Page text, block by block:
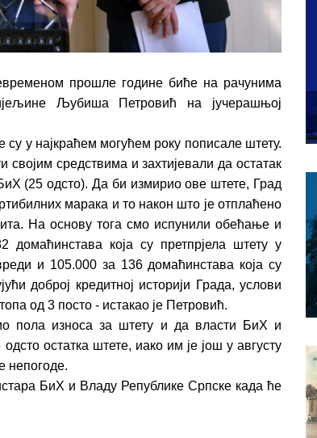
прошле године биће на рачунима
Љубиша Петровић на јучерашњој
у најкраћем могућем року пописале штету.
средствима и захтијевали да остатак
(25 одсто). Да би измирио ове штете, Град
марака и то након што је отплаћено
На основу тога смо испунили обећање и
домаћинстава која су претпрјела штету у
и 105.000 за 136 домаћинстава која су
доброј кредитној историји Града, услови
од 3 посто - истакао је Петровић.
пола износа за штету и да власти БиХ и
остатка штете, иако им је још у августу
непогоде.
БиХ и Владу Републике Српске када ће